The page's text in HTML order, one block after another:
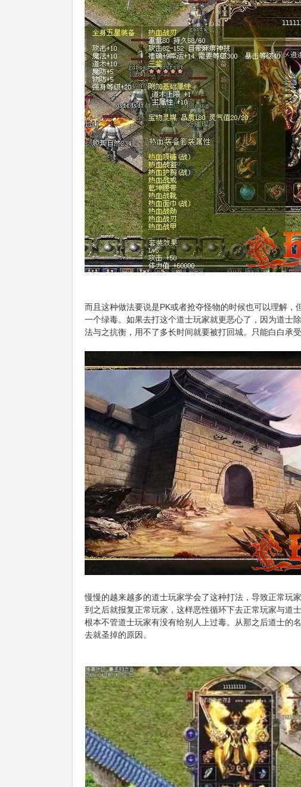
而且这种做法要说是PK或者抢夺怪物的时候也可以理解
一个绿毒。如果去打这个道士玩家就更恶心了，因为道士
法与之抗衡，用不了多长时间就要被打回城。只能白白承受
慢慢的越来越多的道士玩家学会了这种打法，导致正常玩
到之后就报复正常玩家，这样恶性循环下去正常玩家与道
根本不管道士玩家有没有给别人上过毒。从那之后道士的
去就圣掉的原因。